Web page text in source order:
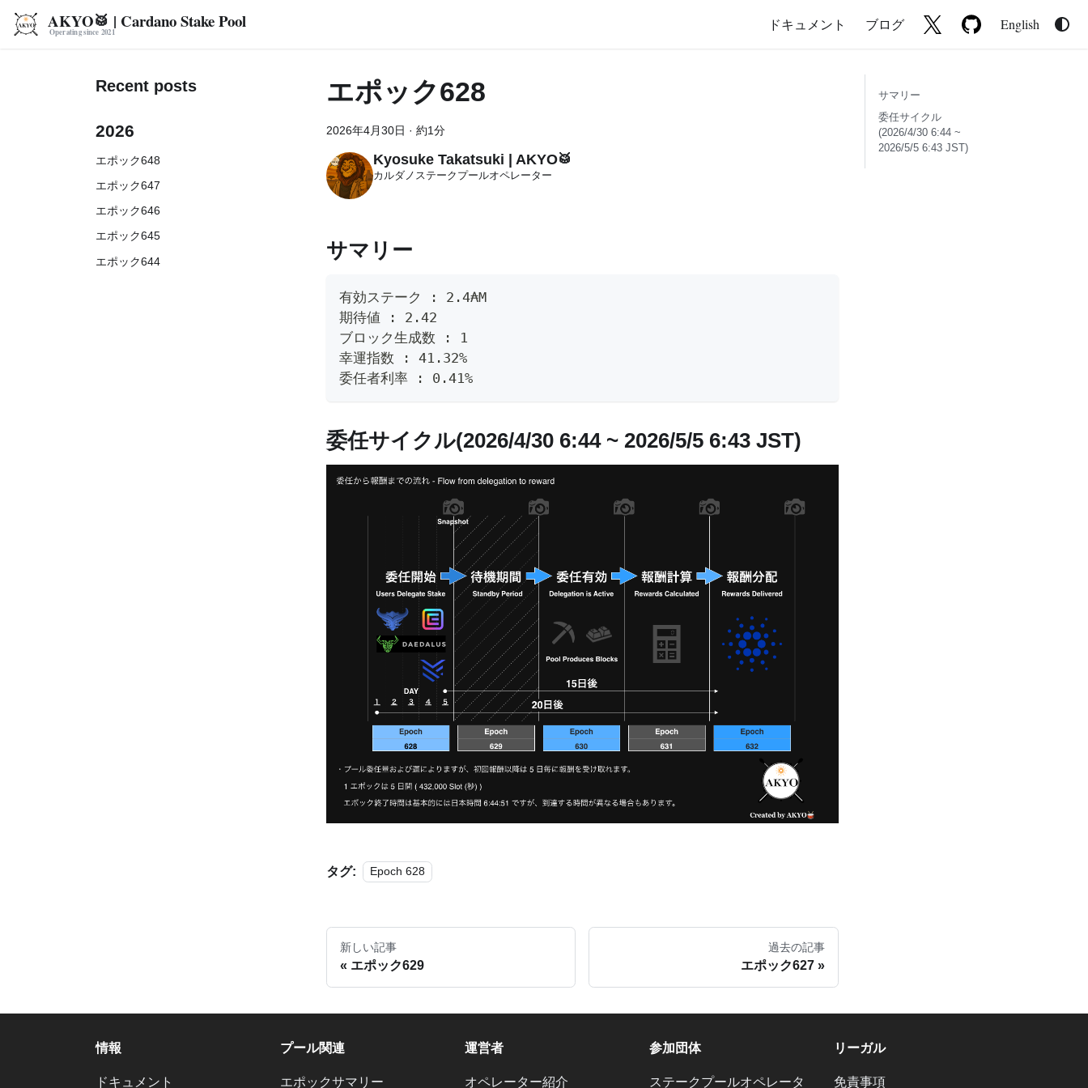
AKYO🥁 | Cardano Stake Pool ドキュメント ブログ English
Recent posts
2026
エポック648
エポック647
エポック646
エポック645
エポック644
エポック628
2026年4月30日 · 約1分
Kyosuke Takatsuki | AKYO🥁
カルダノステークプールオペレーター
サマリー
有効ステーク : 2.4₳M
期待値 : 2.42
ブロック生成数 : 1
幸運指数 : 41.32%
委任者利率 : 0.41%
委任サイクル(2026/4/30 6:44 ~ 2026/5/5 6:43 JST)
タグ: Epoch 628
新しい記事
エポック629
過去の記事
エポック627
サマリー
委任サイクル
(2026/4/30 6:44 ~
2026/5/5 6:43 JST)
情報
ドキュメント
プール関連
エポックサマリー
運営者
オペレーター紹介
参加団体
ステークプールオペレータ
リーガル
免責事項